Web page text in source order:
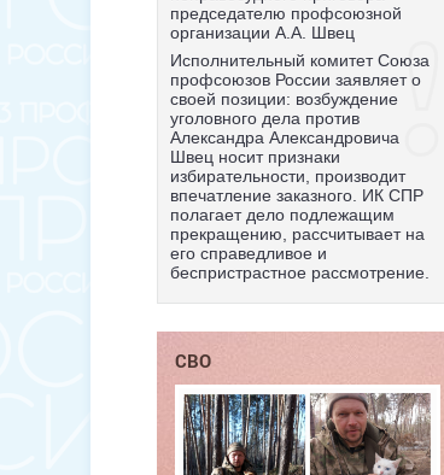
председателю профсоюзной
организации А.А. Швец
Исполнительный комитет Союза
профсоюзов России заявляет о
своей позиции: возбуждение
уголовного дела против
Александра Александровича
Швец носит признаки
избирательности, производит
впечатление заказного. ИК СПР
полагает дело подлежащим
прекращению, рассчитывает на
его справедливое и
беспристрастное рассмотрение.
СВО